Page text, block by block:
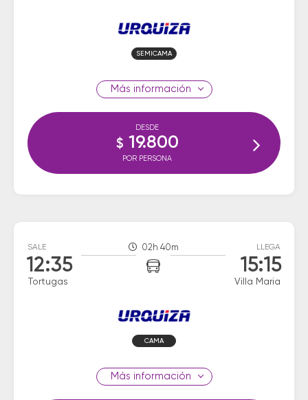
SEMICAMA
información
DESDE
$ 19.800
POR PERSONA
SALE
12:35
Tortugas
02h 40m LLEGA
15:15
Villa Maria
CAMA
información